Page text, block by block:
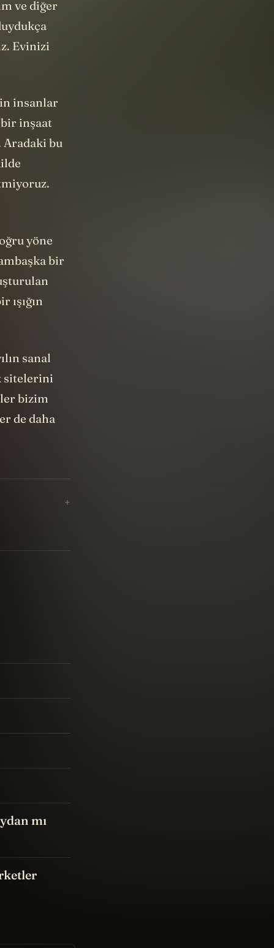
ve diğer
Evinizi
insanlar
inşaat
Aradaki bu
yöne
bir
sanal
sitelerini
bizim
de daha
mı